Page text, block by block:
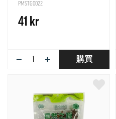
PMSTG0022
41 kr
− + 購買